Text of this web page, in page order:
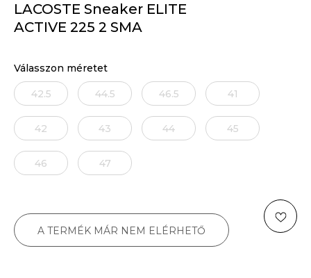
LACOSTE Sneaker ELITE
ACTIVE 225 2 SMA
Válasszon méretet
42.5 44.5 46.5 41
42 43 44 45
46 47
A TERMÉK MÁR NEM ELÉRHETŐ